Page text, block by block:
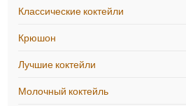
Классические коктейли
Крюшон
Лучшие коктейли
Молочный коктейль